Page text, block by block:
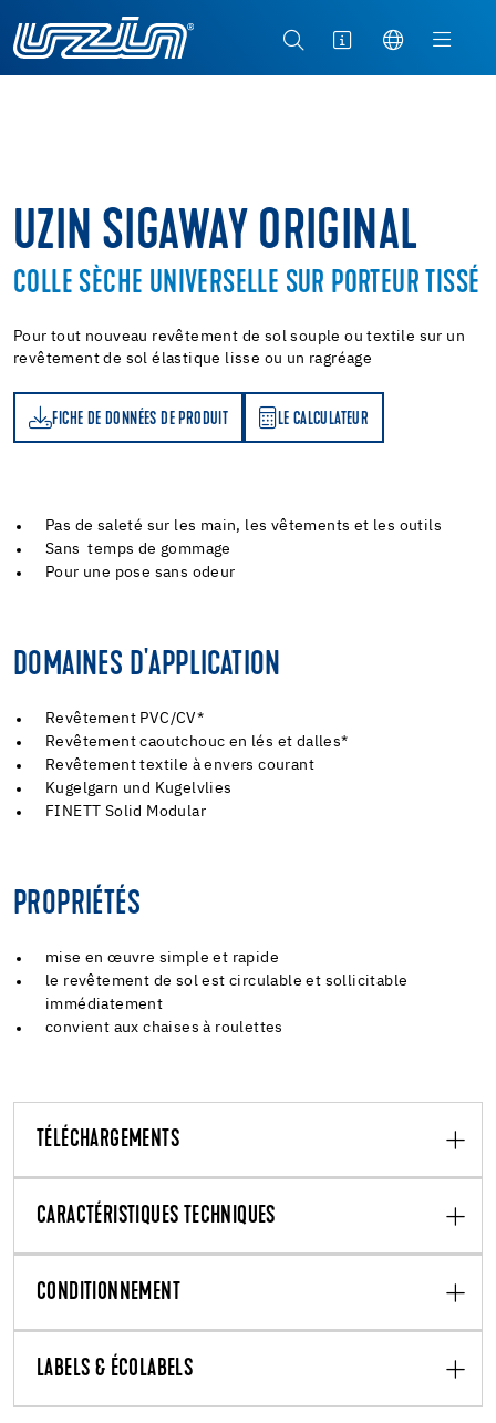
UZIN SIGAWAY ORIGINAL
COLLE SÈCHE UNIVERSELLE SUR PORTEUR TISSÉ
Pour tout nouveau revêtement de sol souple ou textile sur un
revêtement de sol élastique lisse ou un ragréage
FICHE DE DONNÉES DE PRODUIT LE CALCULATEUR
LE CALCULATEUR
Pas de saleté sur les main, les vêtements et les outils
Sans temps de gommage
Pour une pose sans odeur
DOMAINES D'APPLICATION
Revêtement PVC/CV*
Revêtement caoutchouc en lés et dalles*
Revêtement textile à envers courant
Kugelgarn und Kugelvlies
FINETT Solid Modular
PROPRIÉTÉS
mise en œuvre simple et rapide
le revêtement de sol est circulable et sollicitable
immédiatement
convient aux chaises à roulettes
TÉLÉCHARGEMENTS
CARACTÉRISTIQUES TECHNIQUES
CONDITIONNEMENT
LABELS & ÉCOLABELS